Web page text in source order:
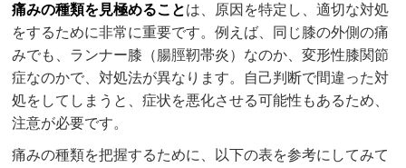
痛みの種類を見極めることは、原因を特定し、適切な対処
をするために非常に重要です。例えば、同じ膝の外側の痛
みでも、ランナー膝（腸脛靭帯炎）なのか、変形性膝関節
症なのかで、対処法が異なります。自己判断で間違った対
処をしてしまうと、症状を悪化させる可能性もあるため、
注意が必要です。
痛みの種類を把握するために、以下の表を参考にしてみて